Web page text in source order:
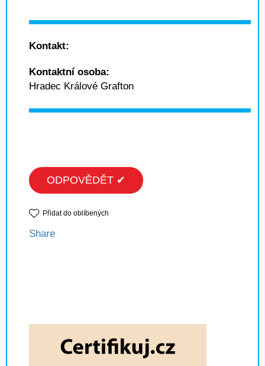
Kontakt:
Kontaktní osoba:
Hradec Králové Grafton
ODPOVĚDĚT ✔
Přidat do oblíbených
Share